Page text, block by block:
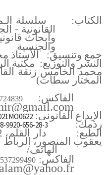
الكتاب: سلسلة
القانونية -
وأبحاث
والجنسية
جمع وتنسيق: الأستاذ
النشر والتوزيع:
محمد الخامس زنقة
المختار سطات)
الفاكس:
الإيداع القانوني:
ردمك: 9920-656-28-3
الطبع: دار القلم،
يعقوب المنصور، الرباط
الهاتف/
الفاكس: